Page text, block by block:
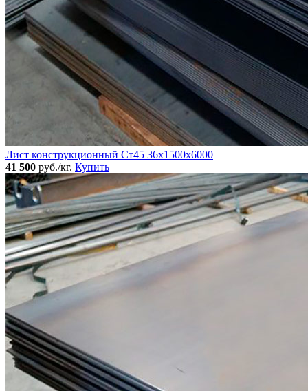
Лист конструкционный Ст45 36х1500х6000
41 500 руб./кг. Купить